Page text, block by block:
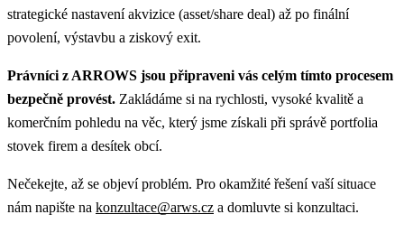
strategické nastavení akvizice (asset/share deal) až po finální
povolení, výstavbu a ziskový exit.
Právníci z ARROWS jsou připraveni vás celým tímto procesem
bezpečně provést. Zakládáme si na rychlosti, vysoké kvalitě a
komerčním pohledu na věc, který jsme získali při správě portfolia
stovek firem a desítek obcí.
Nečekejte, až se objeví problém. Pro okamžité řešení vaší situace
nám napište na konzultace@arws.cz a domluvte si konzultaci.